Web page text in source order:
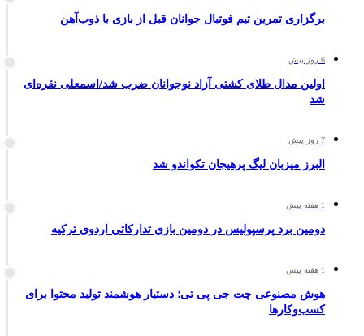
برگزاری تمرین تیم فوتبال جوانان قبل از بازی با ذوب‌آهن
6 روز پیش
اولین مدال طلای کشتی آزاد نوجوانان ضرب شد/اسمعلی نقره‌ای
شد
7 روز پیش
البرز میزبان لیگ پرهیجان تکواندو شد
1 هفته پیش
دومین برد پرسپولیس در دومین بازی تدارکاتی اردوی ترکیه
1 هفته پیش
هوش مصنوعی چت جی پی تی؛ دستیار هوشمند تولید محتوا برای
کسب‌وکارها